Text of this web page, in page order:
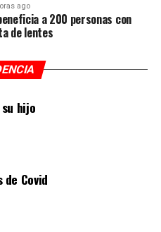
ago
a 200 personas con
de lentes
hijo
Covid